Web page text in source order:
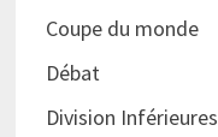
Coupe du monde
Débat
Division Inférieures